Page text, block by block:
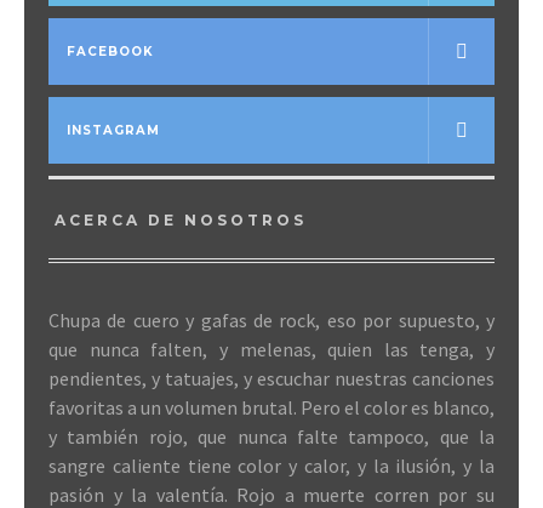
FACEBOOK
INSTAGRAM
ACERCA DE NOSOTROS
Chupa de cuero y gafas de rock, eso por supuesto, y
que nunca falten, y melenas, quien las tenga, y
pendientes, y tatuajes, y escuchar nuestras canciones
favoritas a un volumen brutal. Pero el color es blanco,
y también rojo, que nunca falte tampoco, que la
sangre caliente tiene color y calor, y la ilusión, y la
pasión y la valentía. Rojo a muerte corren por su